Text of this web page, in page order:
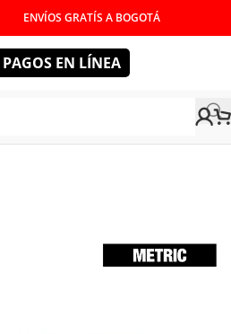
ENVÍOS GRATÍS A BOGOTÁ
PAGOS EN LÍNEA
COPAS Y RATCHET